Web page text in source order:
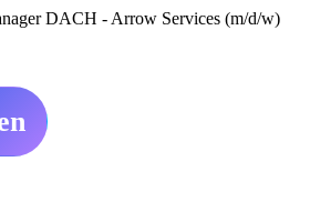
DACH - Arrow Services (m/d/w)